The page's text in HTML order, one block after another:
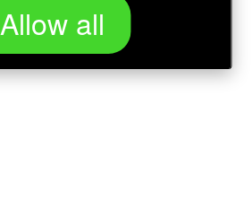
Allow all